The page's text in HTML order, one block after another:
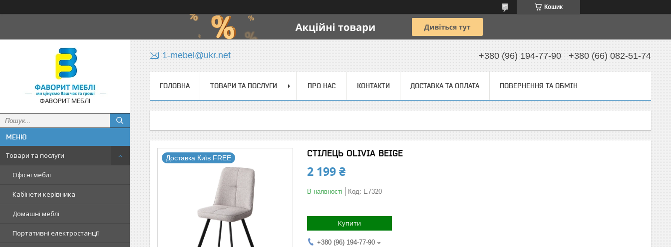
Кошик
ФАВОРИТ МЕБЛІ
Товари та послуги
Офісні меблі
Кабінети керівника
Домашні меблі
Портативні електростанції
1-mebel@ukr.net +380 (96) 194-77-90 +380 (66) 082-51-74
ГОЛОВНА ТОВАРИ ТА ПОСЛУГИ ПРО НАС КОНТАКТИ ДОСТАВКА ТА ОПЛАТА ПОВЕРНЕННЯ ТА ОБМІН
Доставка Київ FREE СТІЛЕЦЬ OLIVIA BEIGE
2 199 ₴
В наявності Код: E7320
Купити
+380 (96) 194-77-90